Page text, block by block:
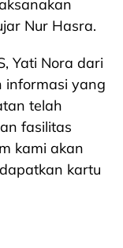
Nur Hasra.
Yati Nora dari
informasi yang
telah
fasilitas
kami akan
kartu